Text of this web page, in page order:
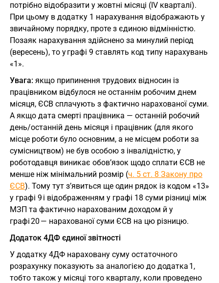
потрібно відобразити у жовтні місяці (IV кварталі).
При цьому в додатку 1 нарахування відображають у
звичайному порядку, проте з єдиною відмінністю.
Позаяк нарахування здійснено за минулий період
(вересень), то у графі 9 ставлять код типу нарахувань
«1».
Увага: якщо припинення трудових відносин із
працівником відбулося не останнім робочим днем
місяця, ЄСВ сплачують з фактично нарахованої суми.
А якщо дата смерті працівника — останній робочий
день/останній день місяця і працівник (для якого
місце роботи було основним, а не місцем роботи за
сумісництвом) не був особою з інвалідністю, у
роботодавця виникає обов’язок щодо сплати ЄСВ не
менше ніж мінімальний розмір (ч. 5 ст. 8 Закону про
ЄСВ). Тому тут з’явиться ще один рядок із кодом «13»
у графі 9 і відображенням у графі 18 суми різниці між
МЗП та фактично нарахованим доходом й у
графі 20 — нарахованої суми ЄСВ на цю різницю.
Додаток 4ДФ єдиної звітності
У додатку 4ДФ нараховану суму остаточного
розрахунку показують за аналогією до додатка 1,
тобто також у місяці того кварталу, коли проведено